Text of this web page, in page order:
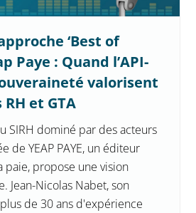
‘Best of
Paye : Quand l’API-
valorisent
et GTA
SIRH dominé par des acteurs
de YEAP PAYE, un éditeur
paie, propose une vision
Jean-Nicolas Nabet, son
de 30 ans d'expérience